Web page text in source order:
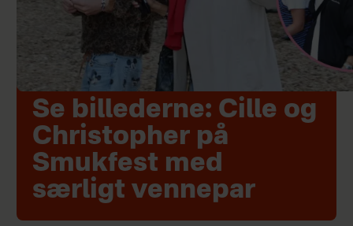
Se billederne: Cille og
Christopher på
Smukfest med
særligt vennepar